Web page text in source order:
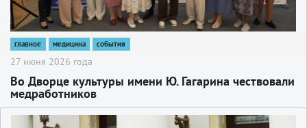
главное медицина события
27 июня 2026 года
Во Дворце культуры имени Ю. Гагарина чествовали
медработников